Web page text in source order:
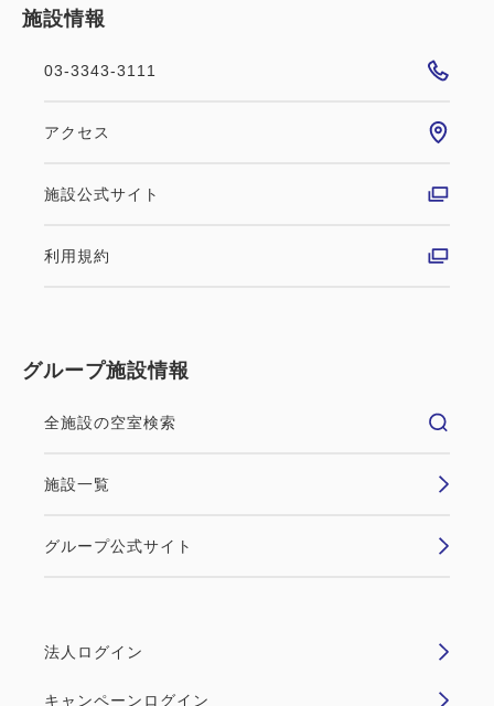
施設情報
03-3343-3111
アクセス
施設公式サイト
利用規約
グループ施設情報
全施設の空室検索
施設一覧
グループ公式サイト
法人ログイン
キャンペーンログイン